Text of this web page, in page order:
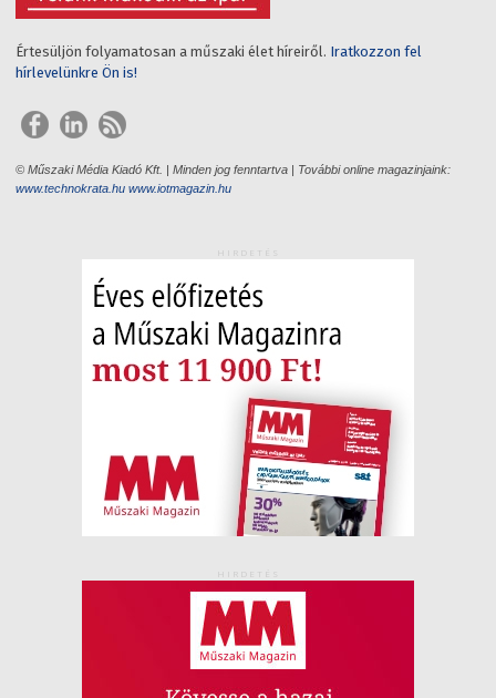
Értesüljön folyamatosan a műszaki élet híreiről. Iratkozzon fel
hírlevelünkre Ön is!
© Műszaki Média Kiadó Kft. | Minden jog fenntartva | További online magazinjaink:
www.technokrata.hu www.iotmagazin.hu
HIRDETÉS
HIRDETÉS